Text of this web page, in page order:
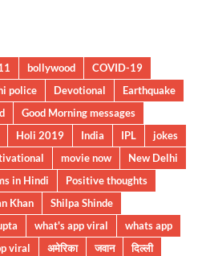
bollywood
COVID-19
police Devotional
Earthquake
Good Morning messages
Holi 2019 India IPL
jokes
movie now
New Delhi
in Hindi
Positive thoughts
Khan
Shilpa Shinde
what's app viral
whats app
viral अमेरिका जवान
दिल्ली